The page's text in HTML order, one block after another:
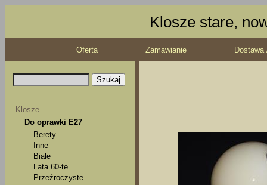
Klosze stare,
Oferta Zamawianie
Klosze
Do oprawki E27
Berety
Inne
Białe
Lata 60-te
Przeźroczyste